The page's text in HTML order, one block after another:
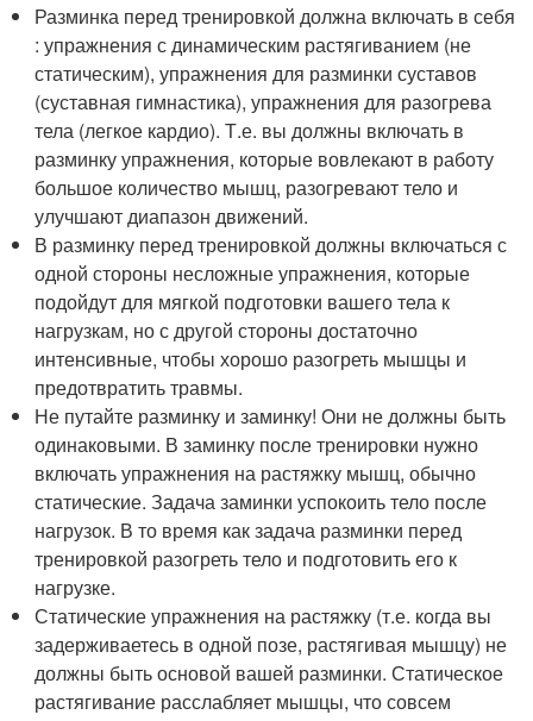
Разминка перед тренировкой должна включать в себя
: упражнения с динамическим растягиванием (не
статическим), упражнения для разминки суставов
(суставная гимнастика), упражнения для разогрева
тела (легкое кардио). Т.е. вы должны включать в
разминку упражнения, которые вовлекают в работу
большое количество мышц, разогревают тело и
улучшают диапазон движений.
В разминку перед тренировкой должны включаться с
одной стороны несложные упражнения, которые
подойдут для мягкой подготовки вашего тела к
нагрузкам, но с другой стороны достаточно
интенсивные, чтобы хорошо разогреть мышцы и
предотвратить травмы.
Не путайте разминку и заминку! Они не должны быть
одинаковыми. В заминку после тренировки нужно
включать упражнения на растяжку мышц, обычно
статические. Задача заминки успокоить тело после
нагрузок. В то время как задача разминки перед
тренировкой разогреть тело и подготовить его к
нагрузке.
Статические упражнения на растяжку (т.е. когда вы
задерживаетесь в одной позе, растягивая мышцу) не
должны быть основой вашей разминки. Статическое
растягивание расслабляет мышцы, что совсем